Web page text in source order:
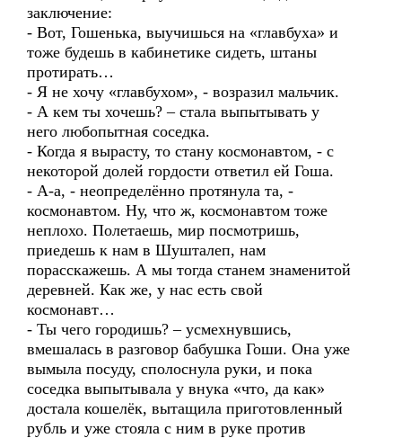
заключение:
- Вот, Гошенька, выучишься на «главбуха» и
тоже будешь в кабинетике сидеть, штаны
протирать…
- Я не хочу «главбухом», - возразил мальчик.
- А кем ты хочешь? – стала выпытывать у
него любопытная соседка.
- Когда я вырасту, то стану космонавтом, - с
некоторой долей гордости ответил ей Гоша.
- А-а, - неопределённо протянула та, -
космонавтом. Ну, что ж, космонавтом тоже
неплохо. Полетаешь, мир посмотришь,
приедешь к нам в Шушталеп, нам
порасскажешь. А мы тогда станем знаменитой
деревней. Как же, у нас есть свой
космонавт…
- Ты чего городишь? – усмехнувшись,
вмешалась в разговор бабушка Гоши. Она уже
вымыла посуду, сполоснула руки, и пока
соседка выпытывала у внука «что, да как»
достала кошелёк, вытащила приготовленный
рубль и уже стояла с ним в руке против